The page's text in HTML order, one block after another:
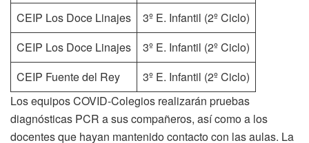
CEIP Los Doce Linajes
3º E. Infantil (2º Ciclo)
CEIP Los Doce Linajes
3º E. Infantil (2º Ciclo)
CEIP Fuente del Rey
3º E. Infantil (2º Ciclo)
Los equipos COVID-Colegios realizarán pruebas
diagnósticas PCR a sus compañeros, así como a los
docentes que hayan mantenido contacto con las aulas. La